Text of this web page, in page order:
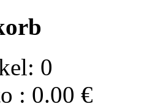
0
: 0.00 €